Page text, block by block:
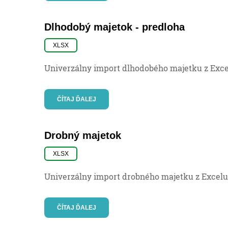
Dlhodobý majetok - predloha
XLSX
Univerzálny import dlhodobého majetku z
ČÍTAJ ĎALEJ
Drobný majetok
XLSX
Univerzálny import drobného majetku z Excelu
ČÍTAJ ĎALEJ